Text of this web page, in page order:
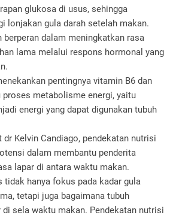
glukosa di usus, sehingga
lonjakan gula darah setelah makan.
berperan dalam meningkatkan rasa
lama melalui respons hormonal yang
pentingnya vitamin B6 dan
proses metabolisme energi, yaitu
energi yang dapat digunakan tubuh
Kelvin Candiago, pendekatan nutrisi
dalam membantu penderita
lapar di antara waktu makan.
tidak hanya fokus pada kadar gula
tetapi juga bagaimana tubuh
sela waktu makan. Pendekatan nutrisi